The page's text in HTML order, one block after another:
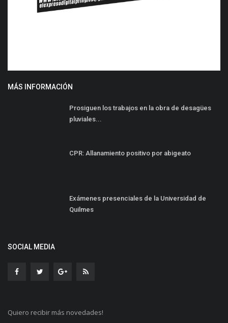
MÁS INFORMACIÓN
Prosiguen los trabajos en la obra de desagües
pluviales...
CPR: Allanamiento positivo por abigeato
Exámenes presenciales de la Universidad de
Quilmes
SOCIAL MEDIA
Quiero recibir más novedades!